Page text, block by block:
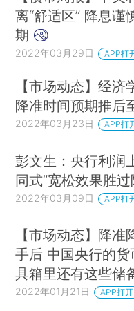
离“舒适区” 降息谨
期
2022年03月29日 APP打
【市场动态】经济
降准时间预期推后
2022年03月23日 APP打
彭文生：央行利润
同式”宽松效果胜
2022年03月09日 APP打
【市场动态】降准
手后 中国央行的货
具箱里还有这些储
2022年01月21日 APP打开